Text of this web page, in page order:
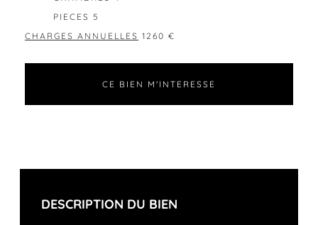
PIECES 5
CHARGES ANNUELLES 1260 €
CE BIEN M'INTERESSE
DESCRIPTION DU BIEN